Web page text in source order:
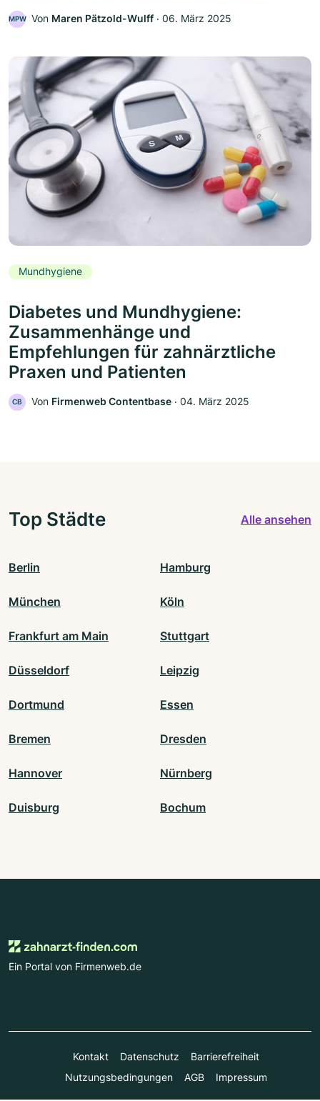
MPW Von Maren Pätzold-Wulff ‧ 06. März 2025
Mundhygiene
Diabetes und Mundhygiene:
Zusammenhänge und
Empfehlungen für zahnärztliche
Praxen und Patienten
CB Von Firmenweb Contentbase ‧ 04. März 2025
Top Städte Alle ansehen
Berlin Hamburg
München Köln
Frankfurt am Main Stuttgart
Düsseldorf Leipzig
Dortmund Essen
Bremen Dresden
Hannover Nürnberg
Duisburg Bochum
Ein Portal von Firmenweb.de
Kontakt Datenschutz
Barrierefreiheit
Nutzungsbedingungen
AGB Impressum